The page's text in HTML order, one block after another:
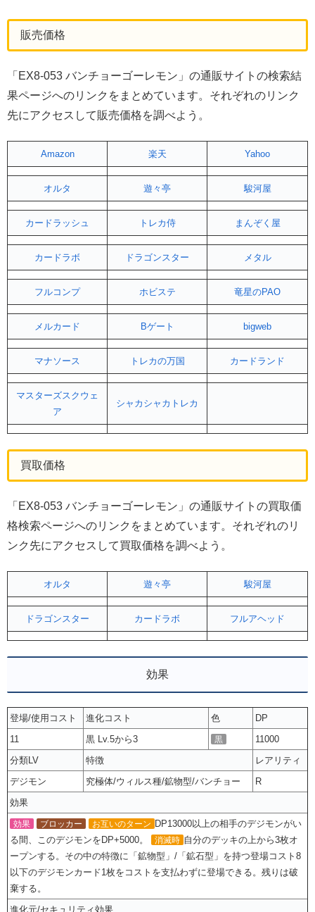
販売価格
「EX8-053 バンチョーゴーレモン」の通販サイトの検索結
果ページへのリンクをまとめています。それぞれのリンク
先にアクセスして販売価格を調べよう。
Amazon 楽天 Yahoo
オルタ 遊々亭 駿河屋
カードラッシュ トレカ侍 まんぞく屋
カードラボ ドラゴンスター メタル
フルコンプ ホビステ 竜星のPAO
メルカード Bゲート bigweb
マナソース トレカの万国 カードランド
マスターズスクウェ
ア
シャカシャカトレカ
買取価格
「EX8-053 バンチョーゴーレモン」の通販サイトの買取価
格検索ページへのリンクをまとめています。それぞれのリ
ンク先にアクセスして買取価格を調べよう。
オルタ 遊々亭 駿河屋
ドラゴンスター カードラボ フルアヘッド
効果
登場/使用コスト 進化コスト 色
DP
11
黒 Lv.5から3 黒
11000
分類LV
特徴
レアリティ
デジモン
究極体/ウィルス種/鉱物型/バンチョー
R
効果
効果 ブロッカー お互いのターン DP13000以上の相手のデジモンがい
る間、このデジモンをDP+5000。
消滅時 自分のデッキの上から3枚オ
ープンする。その中の特徴に「鉱物型」/「鉱石型」を持つ登場コスト8
以下のデジモンカード1枚をコストを支払わずに登場できる。残りは破
棄する。
進化元/セキュリティ効果